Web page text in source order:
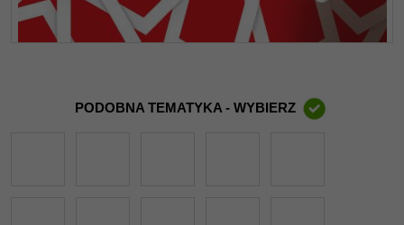
PODOBNA TEMATYKA - WYBIERZ